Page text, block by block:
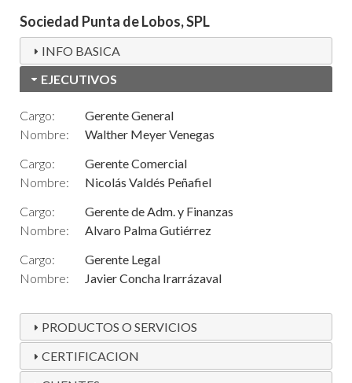
Sociedad Punta de Lobos, SPL
INFO BASICA
EJECUTIVOS
Cargo:
Gerente General
Nombre:
Walther Meyer Venegas
Cargo:
Gerente Comercial
Nombre:
Nicolás Valdés Peñafiel
Cargo:
Gerente de Adm. y Finanzas
Nombre:
Alvaro Palma Gutiérrez
Cargo:
Gerente Legal
Nombre:
Javier Concha Irarrázaval
PRODUCTOS O SERVICIOS
CERTIFICACION